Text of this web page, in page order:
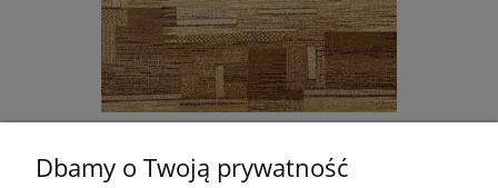
Dbamy o Twoją prywatność